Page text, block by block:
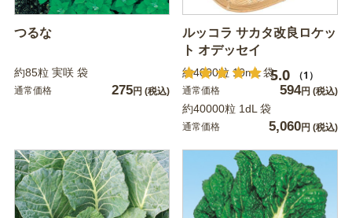
つるな
約85粒 実咲 袋
通常価格 275円 (税込)
ルッコラ サカタ改良ロケッ
ト オデッセイ
5.0 （1）
約4000粒 10mL 袋
通常価格 594円 (税込)
約40000粒 1dL 袋
通常価格 5,060円 (税込)